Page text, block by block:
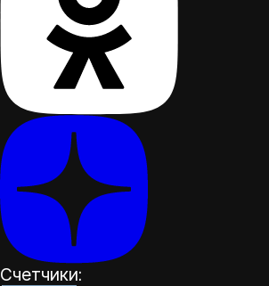
Счетчики: